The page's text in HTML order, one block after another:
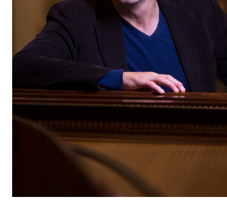
NordART
Prosjekter
Publikasjoner
INTERNASJONALT
Utveksling
Internasjonal strategi
Samarbeidsprosjekter